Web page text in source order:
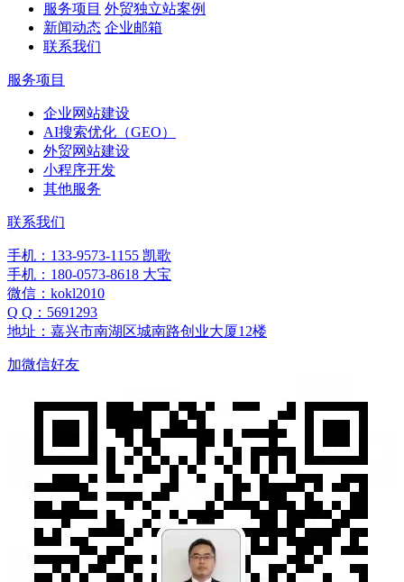
服务项目 外贸独立站案例
新闻动态 企业邮箱
联系我们
服务项目
企业网站建设
AI搜索优化（GEO）
外贸网站建设
小程序开发
其他服务
联系我们
手机：133-9573-1155 凯歌
手机：180-0573-8618 大宝
微信：kokl2010
Q Q：5691293
地址：嘉兴市南湖区城南路创业大厦12楼
加微信好友